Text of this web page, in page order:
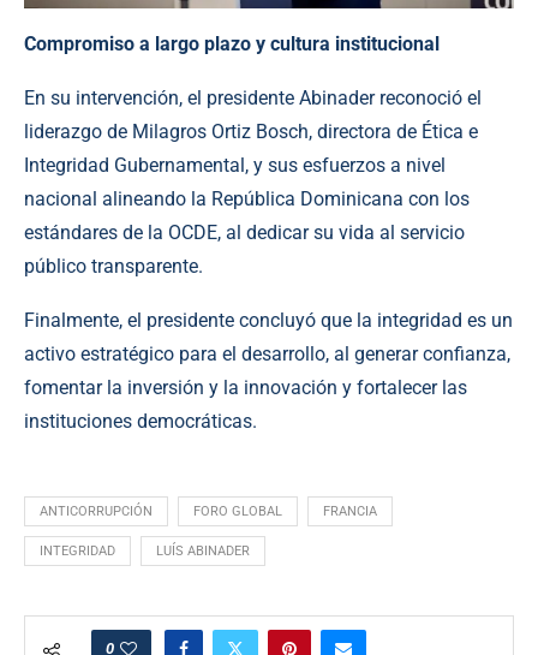
Compromiso a largo plazo y cultura institucional
En su intervención, el presidente Abinader reconoció el
liderazgo de Milagros Ortiz Bosch, directora de Ética e
Integridad Gubernamental, y sus esfuerzos a nivel
nacional alineando la República Dominicana con los
estándares de la OCDE, al dedicar su vida al servicio
público transparente.
Finalmente, el presidente concluyó que la integridad es un
activo estratégico para el desarrollo, al generar confianza,
fomentar la inversión y la innovación y fortalecer las
instituciones democráticas.
ANTICORRUPCIÓN FORO GLOBAL FRANCIA
INTEGRIDAD LUÍS ABINADER
0